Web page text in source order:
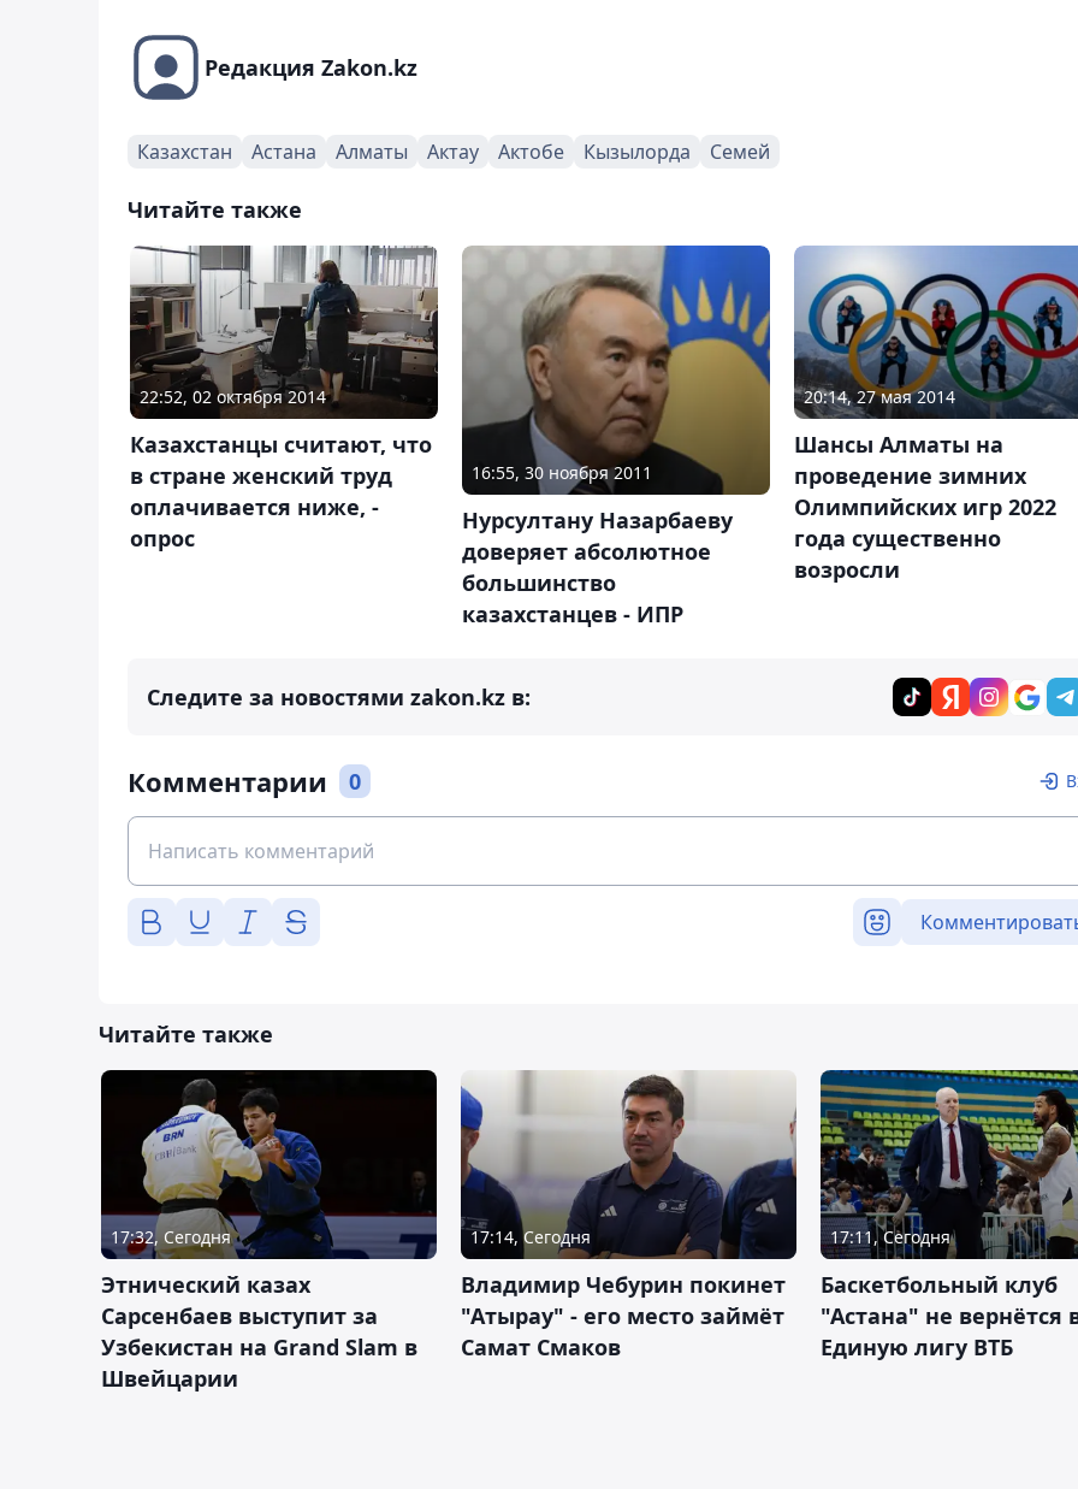
Редакция Zakon.kz
Казахстан Астана Алматы Актау Актобе Кызылорда Семей
Читайте также
22:52, 02 октября 2014
Казахстанцы считают, что
в стране женский труд
оплачивается ниже, -
опрос
16:55, 30 ноября 2011
Нурсултану Назарбаеву
доверяет абсолютное
большинство
казахстанцев - ИПР
20:14, 27 мая 2014
Шансы Алматы на
проведение зимних
Олимпийских игр 2022
года существенно
возросли
Следите за новостями zakon.kz в:
Комментарии 0
Читайте также
17:32, Сегодня
Этнический казах
Сарсенбаев выступит за
Узбекистан на Grand Slam в
Швейцарии
17:14, Сегодня
Владимир Чебурин покинет
"Атырау" - его место займёт
Самат Смаков
17:11, Сегодня
Баскетбольный клуб
"Астана" не вернётся
Единую лигу ВТБ